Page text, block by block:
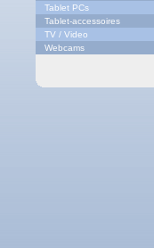
Tablet PCs
Tablet-accessoires
TV / Video
Webcams